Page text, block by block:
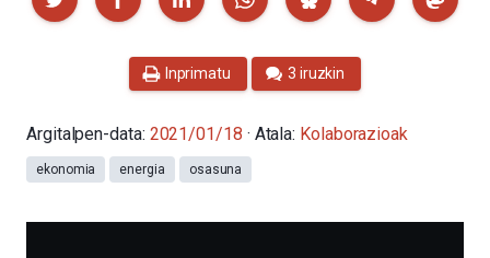
Inprimatu 3 iruzkin
Argitalpen-data: 2021/01/18 · Atala: Kolaborazioak
ekonomia energia osasuna